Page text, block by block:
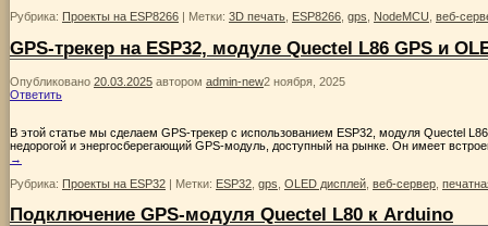
Рубрика: Проекты на ESP8266 Метки: 3D печать, ESP8266, gps, NodeMCU, веб-
GPS-трекер на ESP32, модуле Quectel L86 GPS и
Опубликовано 20.03.2025 автором admin-new2 ноября, 2025
Ответить
В этой статье мы сделаем GPS-трекер с использованием ESP32, модуля Quectel
недорогой и энергосберегающий GPS-модуль, доступный на рынке. Он имеет
→
Рубрика: Проекты на ESP32 | Метки: ESP32 gps OLED дисплей веб-сервер
Подключение GPS-модуля Quectel L80 к Arduino